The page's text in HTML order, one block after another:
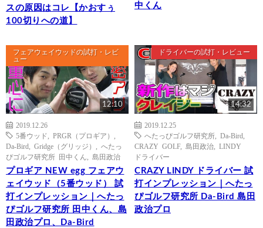
スの原因はコレ【かおすぅ
100切りへの道】
中くん
フェアウェイウッドの試打・レビ
ュー
12:10
2019.12.26
5番ウッド
PRGR（プロギア）
Da-Bird
Gridge（グリッジ）
へたっ
ぴゴルフ研究所 田中くん
島田政治
プロギア NEW egg フェアウ
ェイウッド（5番ウッド） 試
打インプレッション｜へたっ
ぴゴルフ研究所 田中くん、島
田政治プロ、Da-Bird
ドライバーの試打・レビュー
14:32
2019.12.25
へたっぴゴルフ研究所
Da-Bird
CRAZY GOLF, 島田政治
LINDY
ドライバー
CRAZY LINDY ドライバー 試
打インプレッション｜へたっ
ぴゴルフ研究所 Da-Bird 島田
政治プロ